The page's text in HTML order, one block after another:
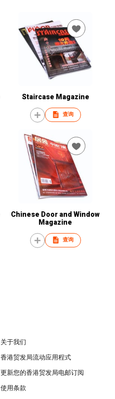
Staircase Magazine
查询
Chinese Door and Window
Magazine
查询
关于我们
香港贸发局流动应用程式
更新您的香港贸发局电邮订阅
使用条款